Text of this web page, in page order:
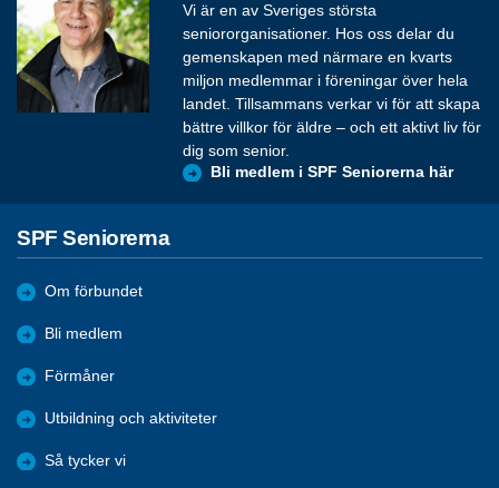
Vi är en av Sveriges största
seniororganisationer. Hos oss delar du
gemenskapen med närmare en kvarts
miljon medlemmar i föreningar över hela
landet. Tillsammans verkar vi för att skapa
bättre villkor för äldre – och ett aktivt liv för
dig som senior.
Bli medlem i SPF Seniorerna här
SPF Seniorerna
Om förbundet
Bli medlem
Förmåner
Utbildning och aktiviteter
Så tycker vi